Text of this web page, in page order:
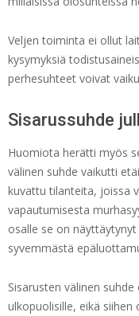
Veljen toiminta ei ollut
kysymyksiä
perhesuhteet voivat
Sisarussuhde
Huomiota herätti myös
välinen suhde vaikutti
kuvattu tilanteita, joissa
vapautumisesta
osalle se on
syvemmästä
Sisarusten välinen
ulkopuolisille, eikä